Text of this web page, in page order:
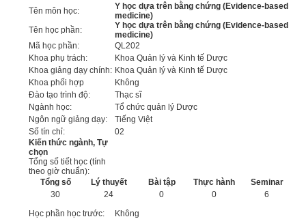
Tên môn học:
Y học dựa trên bằng chứng (Evidence-based
medicine)
Tên học phần:
Y học dựa trên bằng chứng (Evidence-based
medicine)
Mã học phần:
QL202
Khoa phụ trách:
Khoa Quản lý và Kinh tế Dược
Khoa giảng dạy chính: Khoa Quản lý và Kinh tế Dược
Khoa phối hợp
Không
Đào tạo trình độ:
Thạc sĩ
Ngành học:
Tổ chức quản lý Dược
Ngôn ngữ giảng dạy:
Tiếng Việt
Số tín chỉ:
02
Kiến thức ngành, Tự
chọn
Tổng số tiết học (tính
theo giờ chuẩn):
Tổng số
Lý thuyết Bài tập Thực hành
Seminar
30
24 0 0
6
Học phần học trước:
Không